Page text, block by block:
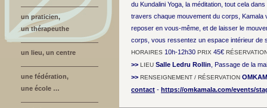
un praticien,
un thérapeuthe
un lieu, un centre
une fédération,
une école …
du Kundalini Yoga, la méditation, tout cela
travers chaque mouvement du corps, Kamala
reposer en vous-même, et de laisser le
corps, vous ressentez un espace intérieur de
HORAIRES 10h-12h30 PRIX 45€
>> LIEU Salle Ledru Rollin , Passage de la
>> RENSEIGNEMENT / RÉSERVATION
contact - https://omkamala.com/events/